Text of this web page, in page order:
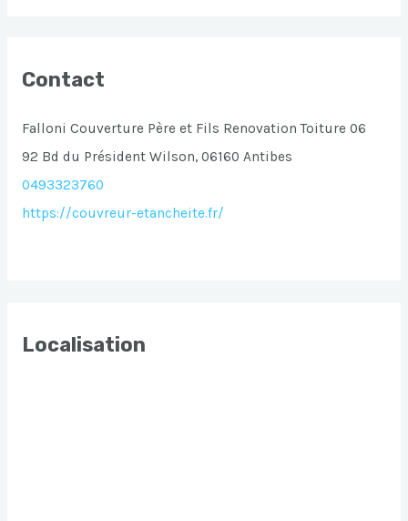
Contact
Falloni Couverture Père et Fils Renovation Toiture 06
92 Bd du Président Wilson, 06160 Antibes
0493323760
https://couvreur-etancheite.fr/
Localisation